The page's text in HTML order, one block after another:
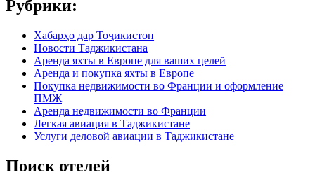
Рубрики:
Хабарҳо дар Тоҷикистон
Новости Таджикистана
Аренда яхты в Европе для ваших целей
Аренда и покупка яхты в Европе
Покупка недвижимости во Франции и оформление
ПМЖ
Аренда недвижимости во Франции
Легкая авиация в Таджикистане
Услуги деловой авиации в Таджикистане
Поиск отелей